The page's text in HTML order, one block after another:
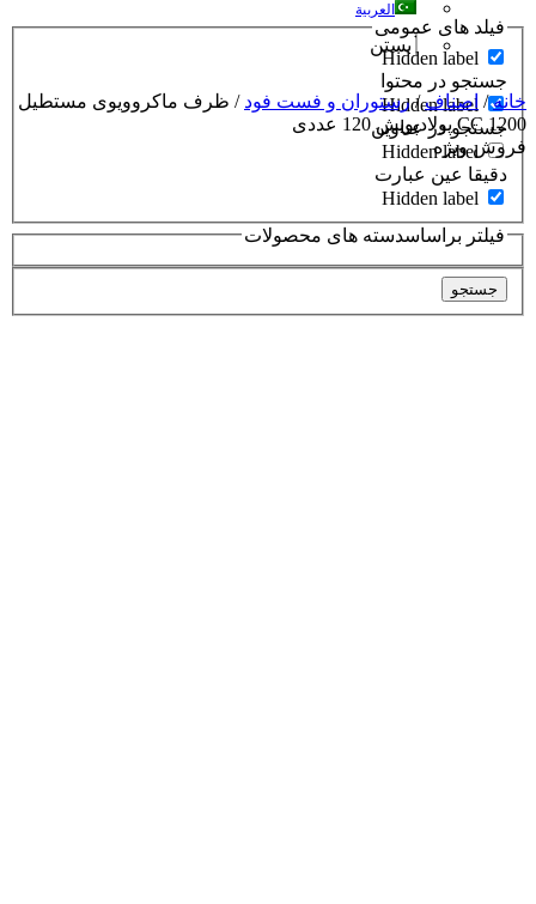
فیلد های عمومی
Hidden label
جستجو در محتوا
Hidden label
جستجو در عناوین
Hidden label
دقیقا عین عبارت
Hidden label
فیلتر براساسدسته های محصولات
جستجو
العربية
بستن
خانه/ اصناف/رستوران و فست فود / ظرف ماکروویوی مستطیل
CC 1200 پولادپویش 120 عددی
فروش ویژه